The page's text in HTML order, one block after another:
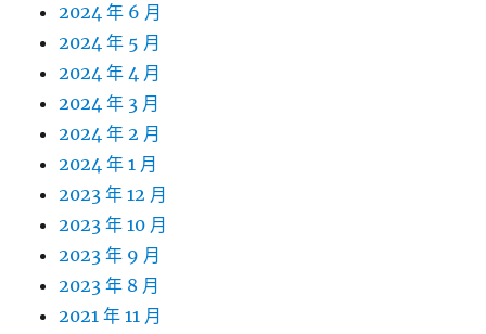
2024 年 6 月
2024 年 5 月
2024 年 4 月
2024 年 3 月
2024 年 2 月
2024 年 1 月
2023 年 12 月
2023 年 10 月
2023 年 9 月
2023 年 8 月
2021 年 11 月